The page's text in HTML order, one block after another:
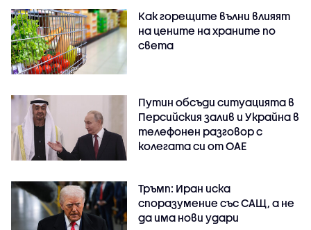
Как горещите вълни влияят
на цените на храните по
света
Путин обсъди ситуацията в
Персийския залив и Украйна в
телефонен разговор с
колегата си от ОАЕ
Тръмп: Иран иска
споразумение със САЩ, а не
да има нови удари